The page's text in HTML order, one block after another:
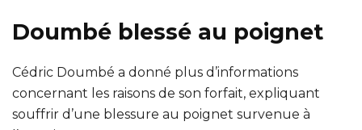
Doumbé blessé au poignet
Cédric Doumbé a donné plus d’informations
concernant les raisons de son forfait, expliquant
souffrir d’une blessure au poignet survenue à